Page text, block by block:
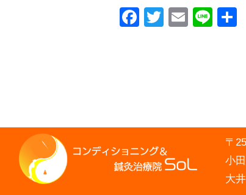
Facebook
Twitter
EmailLine
〒
小
大